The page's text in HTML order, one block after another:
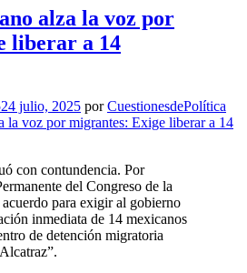
alza la voz por
liberar a 14
24 julio, 2025 porCuestionesdePolítica
con contundencia. Por
del Congreso de la
para exigir al gobierno
inmediata de 14 mexicanos
de detención migratoria